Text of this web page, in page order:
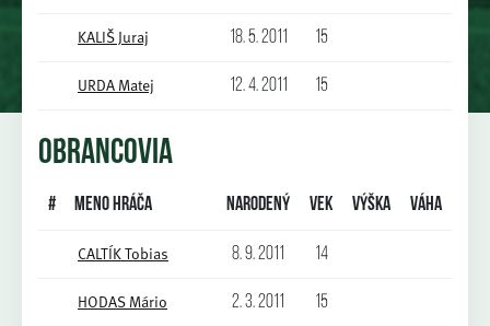
KALIŠ Juraj 18. 5. 2011 15
URDA Matej 12. 4. 2011 15
OBRANCOVIA
# Meno hráča Narodený Vek Výška Váha
CALTÍK Tobias 8. 9. 2011 14
HODAS Mário 2. 3. 2011 15